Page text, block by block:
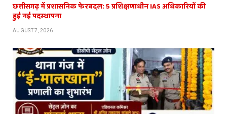
छत्तीसगढ़ में प्रशासनिक फेरबदल: 5 प्रशिक्षणाधीन IAS अधिकारियों की
हुई नई पदस्थापना
AUGUST 7, 2026